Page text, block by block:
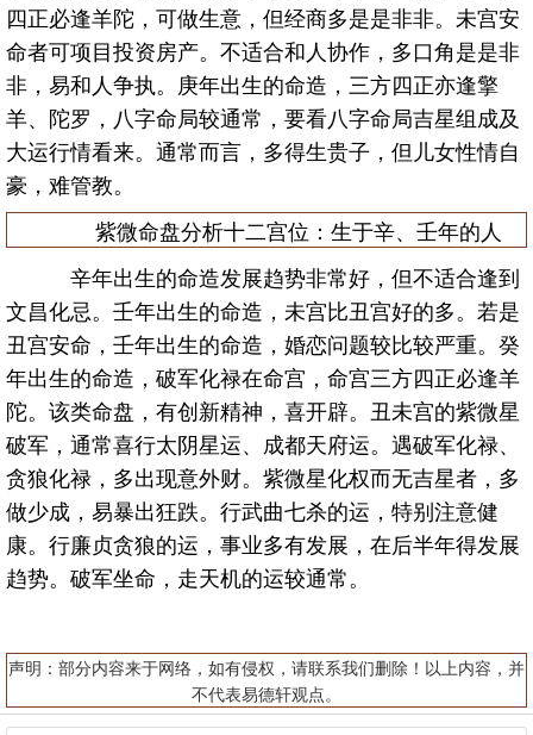
四正必逢羊陀，可做生意，但经商多是是非非。未宫安
命者可项目投资房产。不适合和人协作，多口角是是非
非，易和人争执。庚年出生的命造，三方四正亦逢擎
羊、陀罗，八字命局较通常，要看八字命局吉星组成及
大运行情看来。通常而言，多得生贵子，但儿女性情自
豪，难管教。
紫微命盘分析十二宫位：生于辛、壬年的人
辛年出生的命造发展趋势非常好，但不适合逢到
文昌化忌。壬年出生的命造，未宫比丑宫好的多。若是
丑宫安命，壬年出生的命造，婚恋问题较比较严重。癸
年出生的命造，破军化禄在命宫，命宫三方四正必逢羊
陀。该类命盘，有创新精神，喜开辟。丑未宫的紫微星
破军，通常喜行太阴星运、成都天府运。遇破军化禄、
贪狼化禄，多出现意外财。紫微星化权而无吉星者，多
做少成，易暴出狂跌。行武曲七杀的运，特别注意健
康。行廉贞贪狼的运，事业多有发展，在后半年得发展
趋势。破军坐命，走天机的运较通常。
声明：部分内容来于网络，如有侵权，请联系我们删除！以上内容，并
不代表易德轩观点。